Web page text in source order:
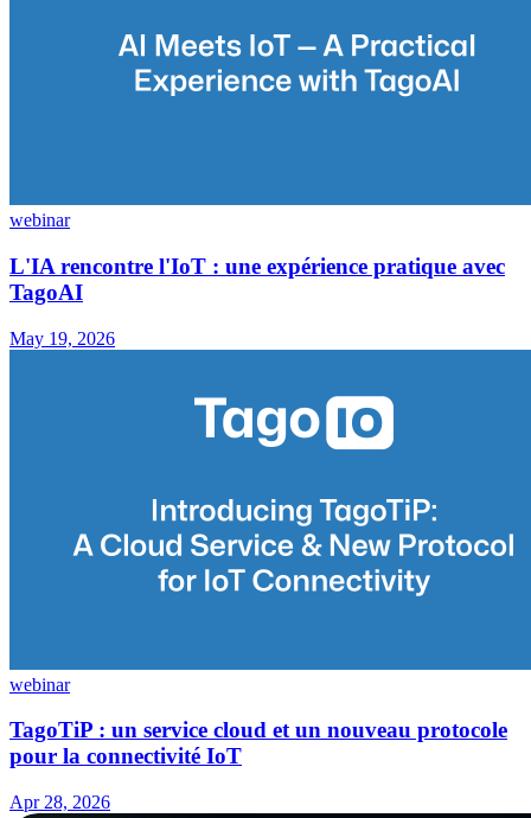
webinar
L'IA rencontre l'IoT : une expérience pratique avec
TagoAI
May 19, 2026
webinar
TagoTiP : un service cloud et un nouveau protocole
pour la connectivité IoT
Apr 28, 2026